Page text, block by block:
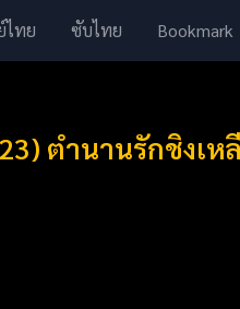
ไทย ซับไทย Bookmark
ตำนานรักชิงเ